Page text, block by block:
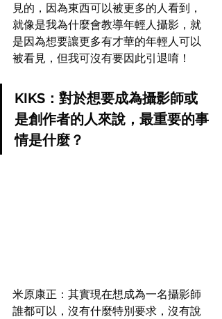
見的，因為東西可以被更多的人看到，
就像是我為什麼會教導年輕人攝影，就
是因為想要讓更多有才華的年輕人可以
被看見，但我可沒有要因此引退唷！
KIKS：對於想要成為攝影師或
是創作者的人來說，最重要的事
情是什麼？
米原康正：其實現在想成為一名攝影師
誰都可以，沒有什麼特別要求，沒有說